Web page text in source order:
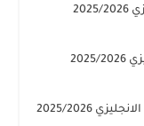
2025/2026